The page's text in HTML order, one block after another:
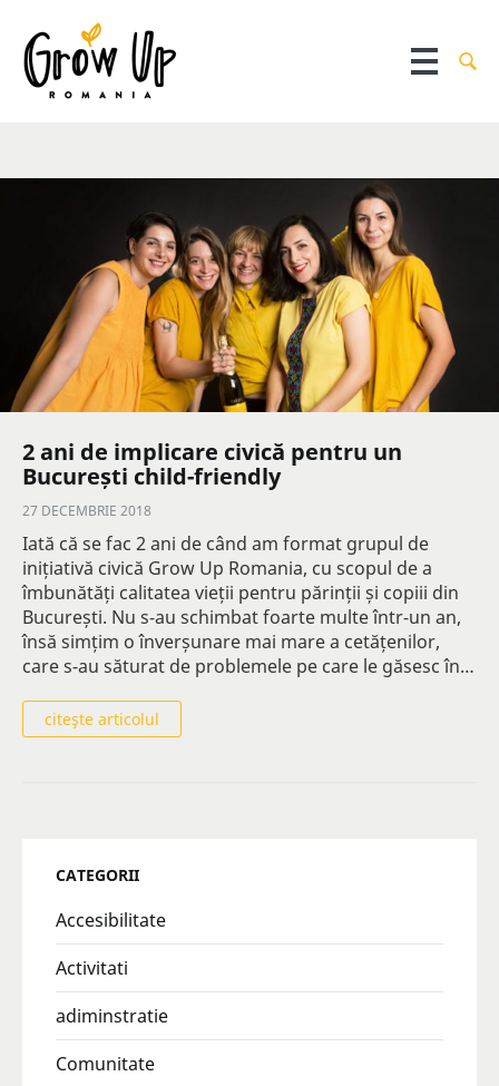
2 ani de implicare civică pentru un
București child-friendly
27 DECEMBRIE 2018
Iată că se fac 2 ani de când am format grupul de
inițiativă civică Grow Up Romania, cu scopul de a
îmbunătăți calitatea vieții pentru părinții și copiii din
București. Nu s-au schimbat foarte multe într-un an,
însă simțim o înverșunare mai mare a cetățenilor,
care s-au săturat de problemele pe care le găsesc în…
citeşte articolul
CATEGORII
Accesibilitate
Activitati
adiminstratie
Comunitate